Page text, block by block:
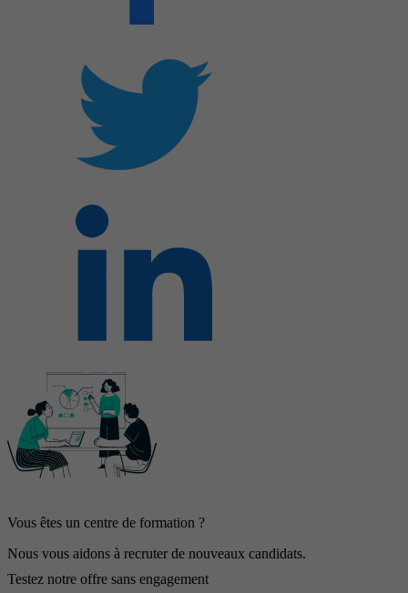
Vous êtes un centre de formation ?
Nous vous aidons à recruter de nouveaux candidats.
Testez notre offre sans engagement